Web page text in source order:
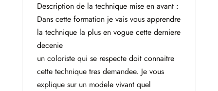
Description de la technique mise en avant :
Dans cette formation je vais vous apprendre
la technique la plus en vogue cette derniere
decenie
un coloriste qui se respecte doit connaitre
cette technique tres demandee. Je vous
explique sur un modele vivant quel